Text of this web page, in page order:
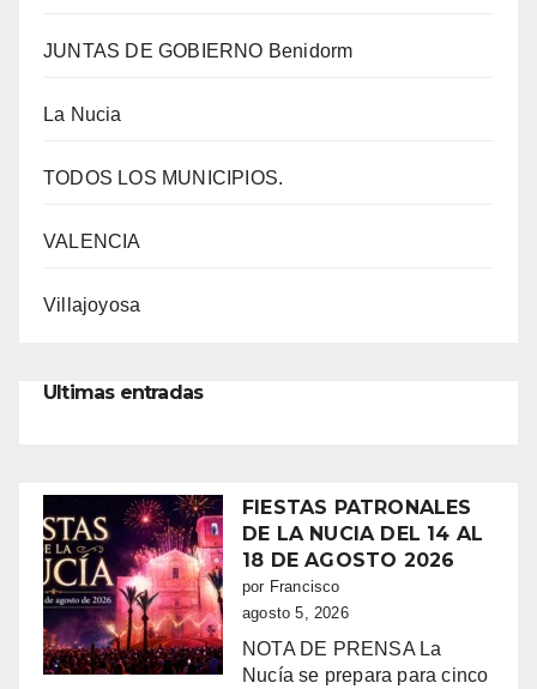
JUNTAS DE GOBIERNO Benidorm
La Nucia
TODOS LOS MUNICIPIOS.
VALENCIA
Villajoyosa
Ultimas entradas
FIESTAS PATRONALES
DE LA NUCIA DEL 14 AL
18 DE AGOSTO 2026
por Francisco
agosto 5, 2026
NOTA DE PRENSA La
Nucía se prepara para cinco